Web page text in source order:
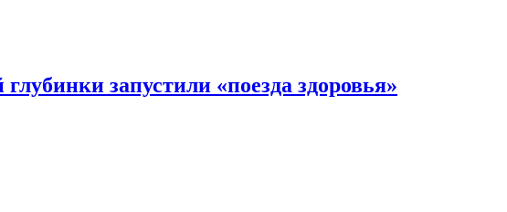
запустили «поезда здоровья»